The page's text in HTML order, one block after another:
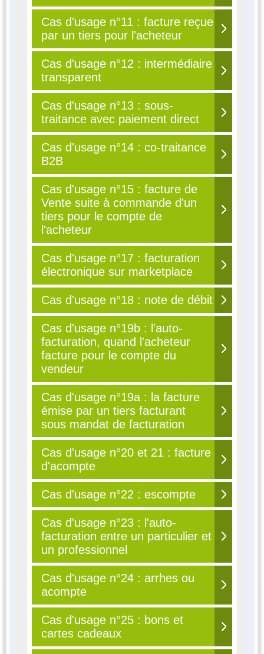
Cas d'usage n°11 : facture reçue
par un tiers pour l'acheteur
Cas d'usage n°12 : intermédiaire
transparent
Cas d'usage n°13 : sous-
traitance avec paiement direct
Cas d'usage n°14 : co-traitance
B2B
Cas d'usage n°15 : facture de
Vente suite à commande d'un
tiers pour le compte de
l'acheteur
Cas d'usage n°17 : facturation
électronique sur marketplace
Cas d'usage n°18 : note de débit
Cas d'usage n°19b : l'auto-
facturation, quand l'acheteur
facture pour le compte du
vendeur
Cas d'usage n°19a : la facture
émise par un tiers facturant
sous mandat de facturation
Cas d'usage n°20 et 21 : facture
d'acompte
Cas d'usage n°22 : escompte
Cas d'usage n°23 : l'auto-
facturation entre un particulier et
un professionnel
Cas d'usage n°24 : arrhes ou
acompte
Cas d'usage n°25 : bons et
cartes cadeaux